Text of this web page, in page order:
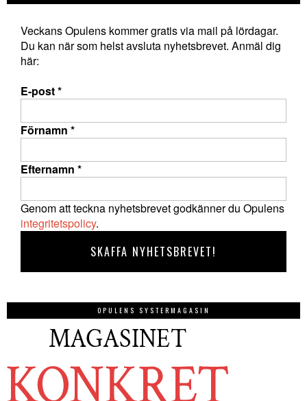
Veckans Opulens kommer gratis via mail på lördagar.
Du kan när som helst avsluta nyhetsbrevet. Anmäl dig
här:
E-post*
Förnamn *
Efternamn *
Genom att teckna nyhetsbrevet godkänner du Opulens
integritetspolicy.
OPULENS SYSTERMAGASIN